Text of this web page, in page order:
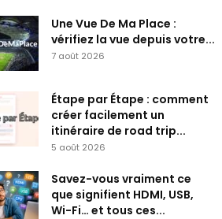
Une Vue De Ma Place :
vérifiez la vue depuis votre...
7 août 2026
Étape par Étape : comment
créer facilement un
itinéraire de road trip...
5 août 2026
Savez-vous vraiment ce
que signifient HDMI, USB,
Wi-Fi… et tous ces...